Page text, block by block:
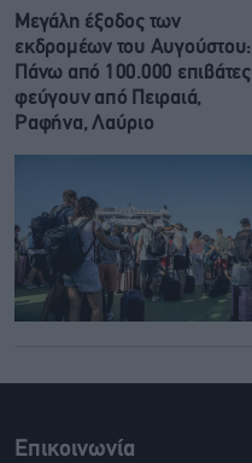
Μεγάλη έξοδος των
εκδρομέων του Αυγούστου:
Πάνω από 100.000 επιβάτες
φεύγουν από Πειραιά,
Ραφήνα, Λαύριο
Επικοινωνία